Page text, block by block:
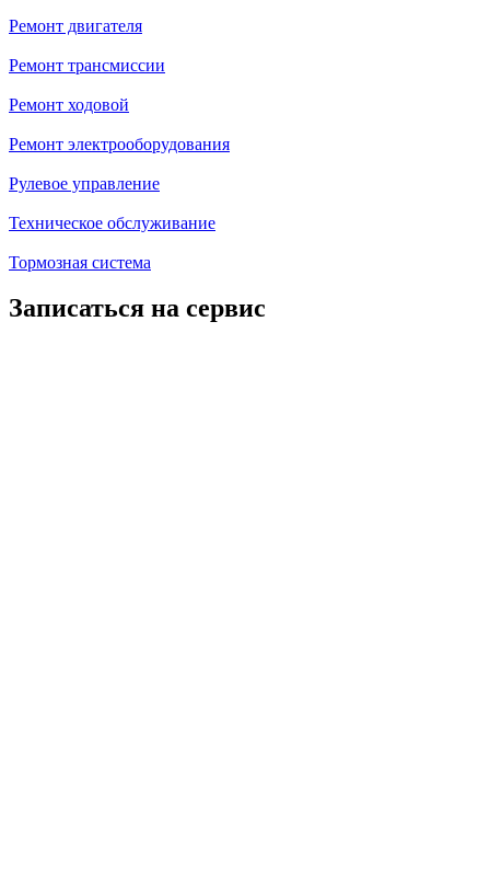
Ремонт двигателя
Ремонт трансмиссии
Ремонт ходовой
Ремонт электрооборудования
Рулевое управление
Техническое обслуживание
Тормозная система
Записаться на сервис